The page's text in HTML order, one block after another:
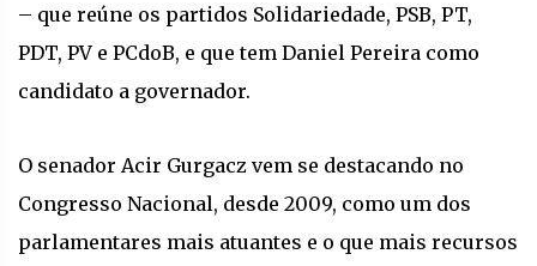
– que reúne os partidos Solidariedade, PSB, PT,
PDT, PV e PCdoB, e que tem Daniel Pereira como
candidato a governador.
O senador Acir Gurgacz vem se destacando no
Congresso Nacional, desde 2009, como um dos
parlamentares mais atuantes e o que mais recursos